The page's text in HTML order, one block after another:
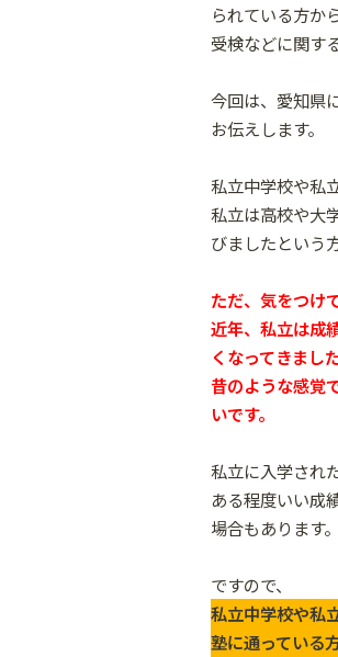
られている方か
受検などに関す
今回は、愛知県
お伝えします。
私立中学校や私
私立は高校や大
びましたという
ただ、気をつけ
近年、私立は成
くなってきました
昔のような感覚
いです。
私立に入学され
ある程度いい成
場合もあります。
ですので、
私立中学校や私
塾に通っている